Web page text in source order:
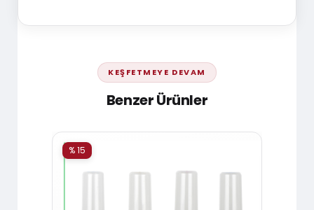
KEŞFETMEYE DEVAM
Benzer Ürünler
% 15